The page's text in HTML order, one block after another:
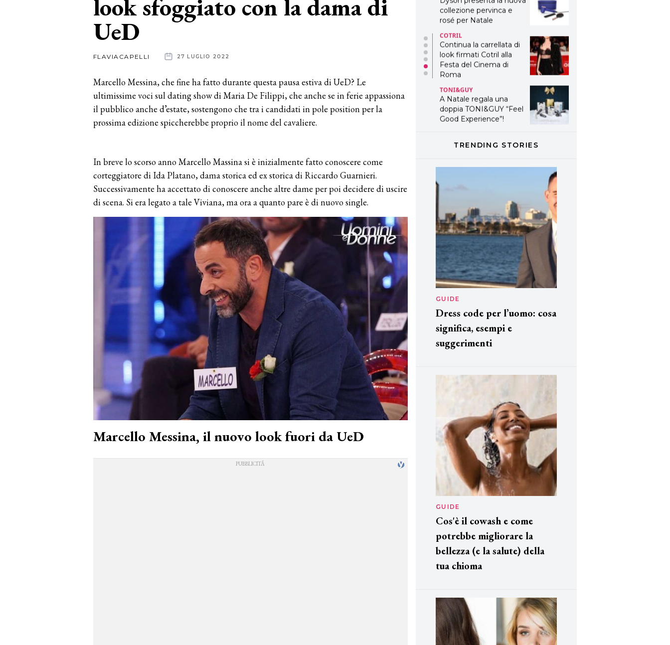
look sfoggiato con la dama di
UeD
FLAVIACAPELLI 27 LUGLIO 2022
Marcello Messina, che fine ha fatto durante questa pausa estiva di UeD? Le
ultimissime voci sul dating show di Maria De Filippi, che anche se in ferie appassiona
il pubblico anche d’estate, sostengono che tra i candidati in pole position per la
prossima edizione spiccherebbe proprio il nome del cavaliere.
In breve lo scorso anno Marcello Massina si è inizialmente fatto conoscere come
corteggiatore di Ida Platano, dama storica ed ex storica di Riccardo Guarnieri.
Successivamente ha accettato di conoscere anche altre dame per poi decidere di uscire
di scena. Si era legato a tale Viviana, ma ora a quanto pare è di nuovo single.
Marcello Messina, il nuovo look fuori da UeD
collezione pervinca e
rosé per Natale
COTRIL
Continua la carrellata di
look firmati Cotril alla
Festa del Cinema di
Roma
TONI&GUY
A Natale regala una
doppia TONI&GUY “Feel
Good Experience”!
LABEL.M lancia la sua
DAVINES
cofanetti beauty preziosi
per un regalo adatto ad
ogni capello
TRENDING STORIES
GUIDE
Dress code per l’uomo: cosa
significa, esempi e
suggerimenti
GUIDE
Cos'è il cowash e come
potrebbe migliorare la
bellezza (e la salute) della
tua chioma